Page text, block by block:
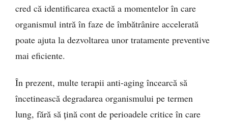
cred că identificarea exactă a momentelor în care
organismul intră în faze de îmbătrânire accelerată
poate ajuta la dezvoltarea unor tratamente preventive
mai eficiente.
În prezent, multe terapii anti-aging încearcă să
încetinească degradarea organismului pe termen
lung, fără să țină cont de perioadele critice în care